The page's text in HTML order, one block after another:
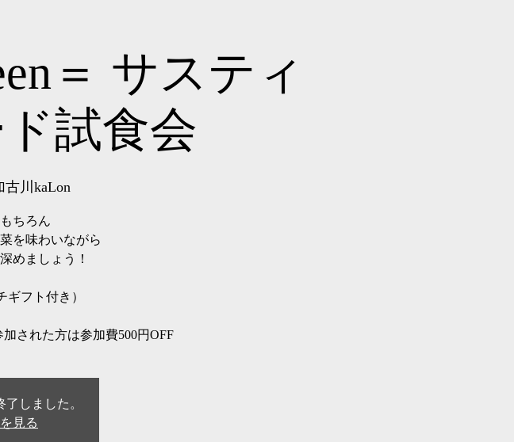
＝ サスティ
試食会
古川kaLon
ちろん
を味わいながら
めましょう！
ギフト付き）
された方は参加費500円OFF
しました。
見る